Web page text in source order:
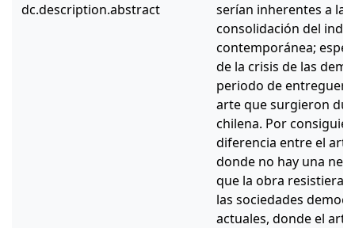
dc.description.abstract
serían inherentes a la
consolidación del
contemporánea;
de la crisis de las
periodo de
arte que surgieron
chilena. Por
diferencia entre el
donde no hay una
que la obra resistiera
las sociedades
actuales, donde el